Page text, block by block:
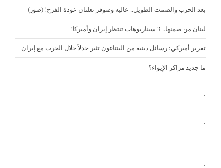
بعد الحرب والصمت الطويل.. عاليه وصوفر تعلنان عودة الفرح! (صور)
لبنان من ضمنها.. 3 سيناريوهات تنتظر إيران وأميركا!
تقرير أميركي: رسائل دينية من البنتاغون تثير جدلاً خلال الحرب مع إيران
ما جديد مراكز الإيواء؟
.
.
.